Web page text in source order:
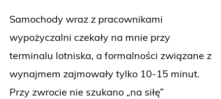
Samochody wraz z pracownikami
wypożyczalni czekały na mnie przy
terminalu lotniska, a formalności związane z
wynajmem zajmowały tylko 10-15 minut.
Przy zwrocie nie szukano „na siłę”